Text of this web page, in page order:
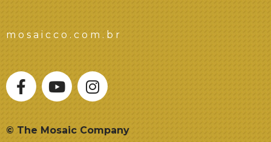
mosaicco.com.br
© The Mosaic Company